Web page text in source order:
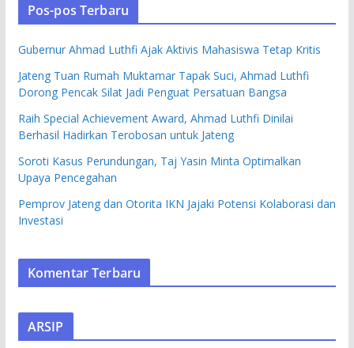
Pos-pos Terbaru
Gubernur Ahmad Luthfi Ajak Aktivis Mahasiswa Tetap Kritis
Jateng Tuan Rumah Muktamar Tapak Suci, Ahmad Luthfi
Dorong Pencak Silat Jadi Penguat Persatuan Bangsa
Raih Special Achievement Award, Ahmad Luthfi Dinilai
Berhasil Hadirkan Terobosan untuk Jateng
Soroti Kasus Perundungan, Taj Yasin Minta Optimalkan
Upaya Pencegahan
Pemprov Jateng dan Otorita IKN Jajaki Potensi Kolaborasi dan
Investasi
Komentar Terbaru
ARSIP